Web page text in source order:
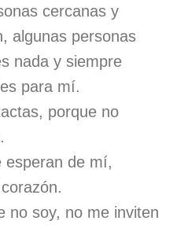
cercanas y
algunas personas
nada y siempre
para mí.
porque no
esperan de mí,
no soy, no me inviten